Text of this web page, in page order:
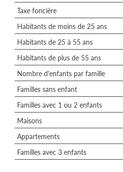
Taxe foncière
Habitants de moins de 25 ans
Habitants de 25 à 55 ans
Habitants de plus de 55 ans
Nombre d'enfants par famille
Familles sans enfant
Familles avec 1 ou 2 enfants
Maisons
Appartements
Familles avec 3 enfants